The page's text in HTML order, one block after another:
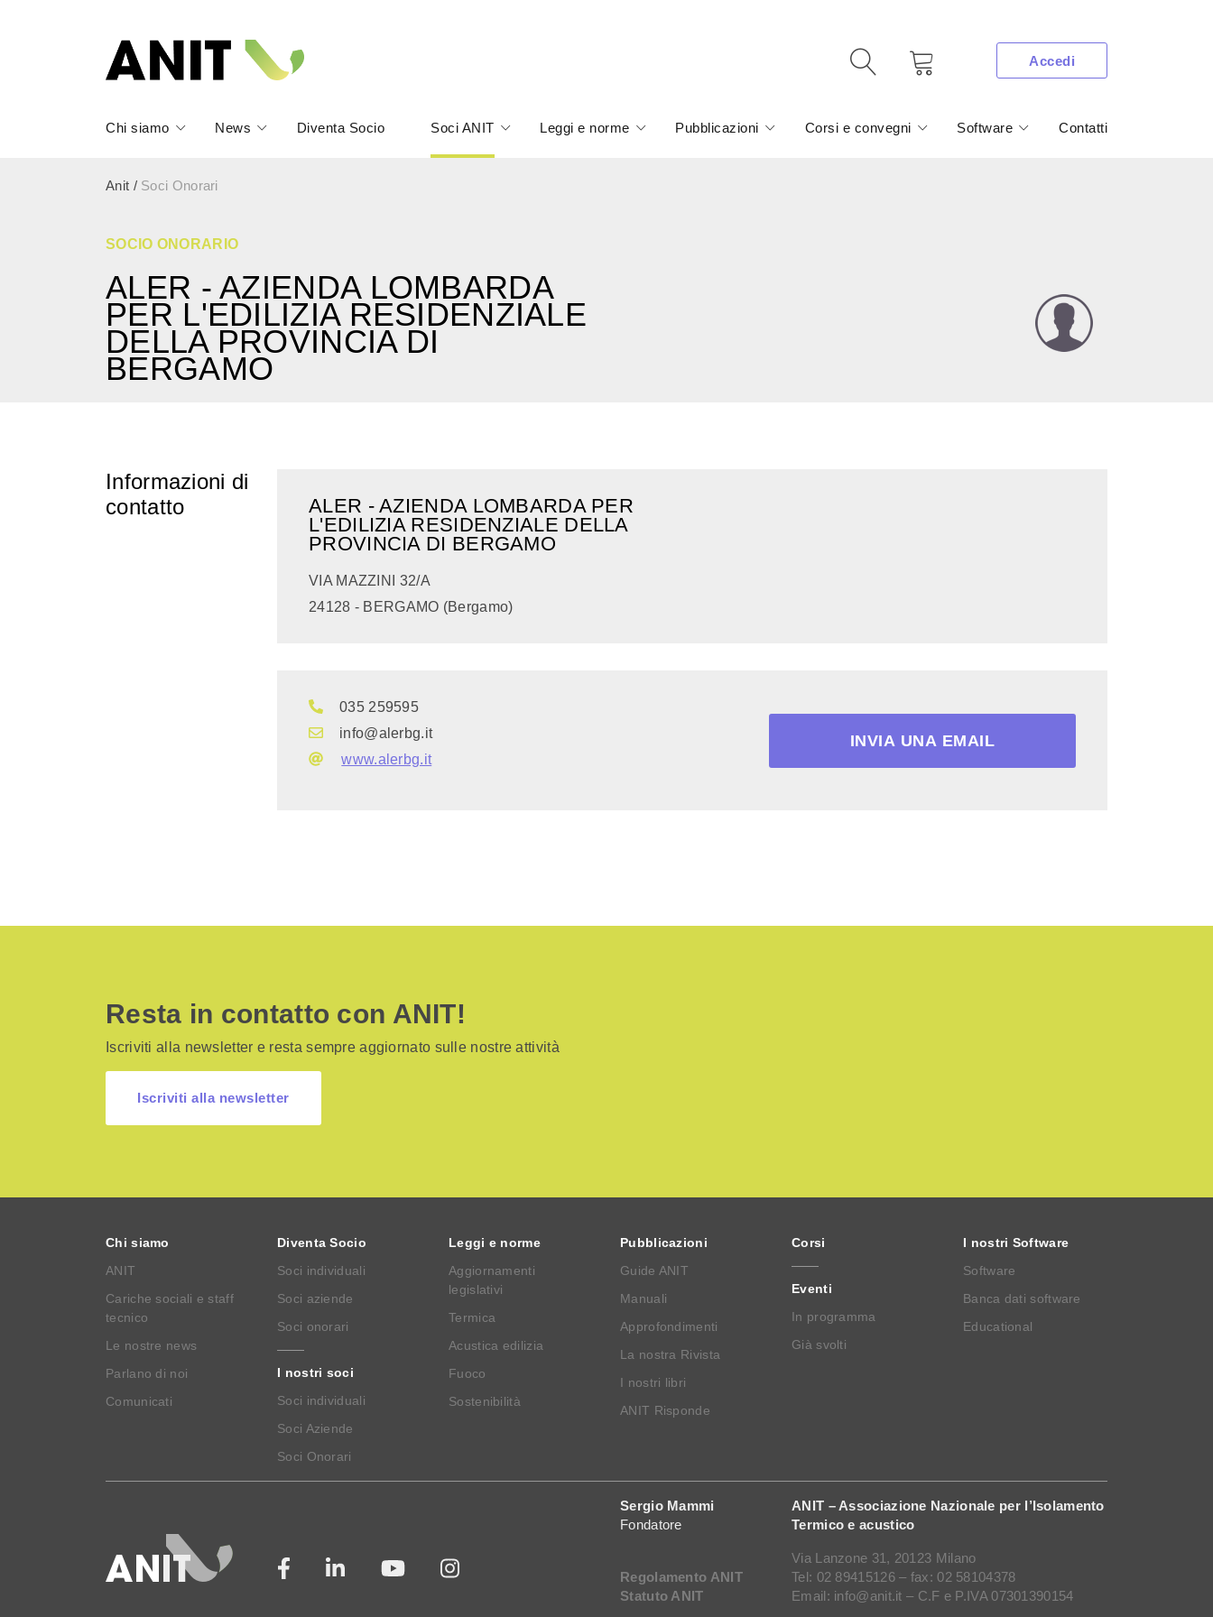
Accedi
Chi siamo News Diventa Socio Soci ANIT Leggi e norme Pubblicazioni Corsi e convegni Software Contatti
Anit / Soci Onorari
SOCIO ONORARIO
ALER - AZIENDA LOMBARDA
PER L'EDILIZIA RESIDENZIALE
DELLA PROVINCIA DI
BERGAMO
Informazioni di
contatto
ALER - AZIENDA LOMBARDA PER
L'EDILIZIA RESIDENZIALE DELLA
PROVINCIA DI BERGAMO
VIA MAZZINI 32/A
24128 - BERGAMO (Bergamo)
035 259595
info@alerbg.it
www.alerbg.it
INVIA UNA EMAIL
Resta in contatto con ANIT!
Iscriviti alla newsletter e resta sempre aggiornato sulle nostre attività
Iscriviti alla newsletter
Chi siamo
ANIT
Cariche sociali e staff
tecnico
Le nostre news
Parlano di noi
Comunicati
Diventa Socio
Soci individuali
Soci aziende
Soci onorari
I nostri soci
Soci individuali
Soci Aziende
Soci Onorari
Leggi e norme
Aggiornamenti
legislativi
Termica
Acustica edilizia
Fuoco
Sostenibilità
Pubblicazioni
Guide ANIT
Manuali
Approfondimenti
La nostra Rivista
I nostri libri
ANIT Risponde
Corsi
Eventi
In programma
Già svolti
I nostri Software
Software
Banca dati software
Educational
Sergio Mammi
Fondatore
Regolamento ANIT
Statuto ANIT
ANIT – Associazione Nazionale per l’Isolamento
Termico e acustico
Via Lanzone 31, 20123 Milano
Tel: 02 89415126 – fax: 02 58104378
Email: info@anit.it – C.F e P.IVA 07301390154